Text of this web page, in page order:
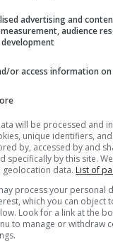
PC, PS4,
04/11/
advertising and
audience
development
or access information on
will be processed and
unique identifiers,
by, accessed by and
specifically by this site.
geolocation data. List of
process your personal
which you can object
Look for a link at the
to manage or withdraw